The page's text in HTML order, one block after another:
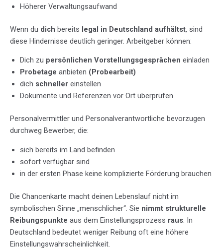
Höherer Verwaltungsaufwand
Wenn du dich bereits legal in Deutschland aufhältst, sind
diese Hindernisse deutlich geringer. Arbeitgeber können:
Dich zu persönlichen Vorstellungsgesprächen einladen
Probetage anbieten (Probearbeit)
dich schneller einstellen
Dokumente und Referenzen vor Ort überprüfen
Personalvermittler und Personalverantwortliche bevorzugen
durchweg Bewerber, die:
sich bereits im Land befinden
sofort verfügbar sind
in der ersten Phase keine komplizierte Förderung brauchen
Die Chancenkarte macht deinen Lebenslauf nicht im
symbolischen Sinne „menschlicher“. Sie nimmt strukturelle
Reibungspunkte aus dem Einstellungsprozess raus. In
Deutschland bedeutet weniger Reibung oft eine höhere
Einstellungswahrscheinlichkeit.